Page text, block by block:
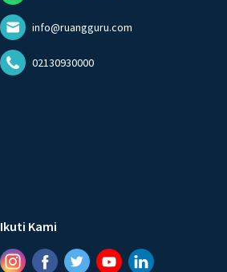
info@ruangguru.com
02130930000
Ikuti Kami